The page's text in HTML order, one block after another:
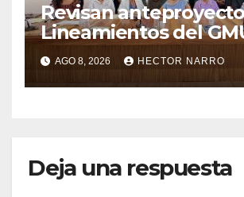
Revisan
Lineamientos del
en Los Cabos
AGO 8, 2026 HECTOR NARRO
Deja una respuesta